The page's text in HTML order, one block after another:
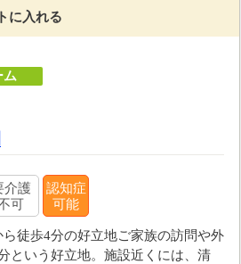
に入れる
ム
介護
可
認知症
可能
徒歩4分の好立地ご家族の訪問や外
という好立地。施設近くには、清